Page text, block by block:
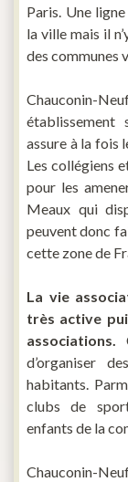
Paris. Une
la ville mais il
des communes
Chauconin-
établissement
assure à la fois
Les collégiens
pour les
Meaux qui
peuvent donc
cette zone de
La vie
très active
associations.
d’organiser
habitants.
clubs de
enfants de la
Chauconin-